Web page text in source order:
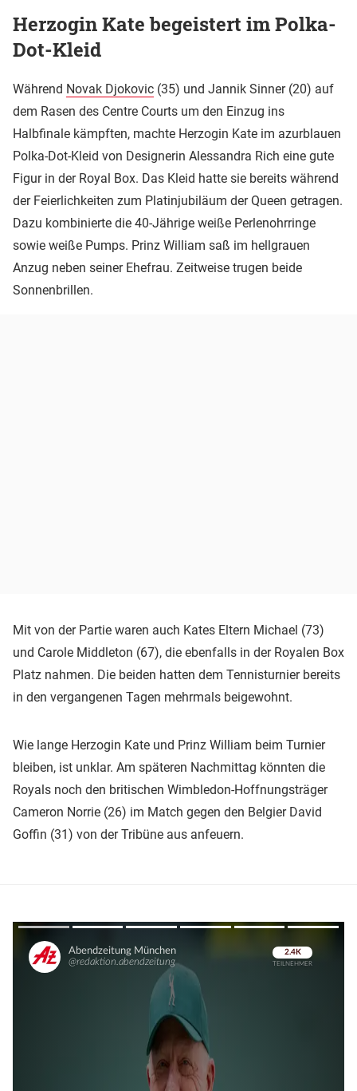
Herzogin Kate begeistert im Polka-
Dot-Kleid
Während Novak Djokovic (35) und Jannik Sinner (20) auf
dem Rasen des Centre Courts um den Einzug ins
Halbfinale kämpften, machte Herzogin Kate im azurblauen
Polka-Dot-Kleid von Designerin Alessandra Rich eine gute
Figur in der Royal Box. Das Kleid hatte sie bereits während
der Feierlichkeiten zum Platinjubiläum der Queen getragen.
Dazu kombinierte die 40-Jährige weiße Perlenohrringe
sowie weiße Pumps. Prinz William saß im hellgrauen
Anzug neben seiner Ehefrau. Zeitweise trugen beide
Sonnenbrillen.
Mit von der Partie waren auch Kates Eltern Michael (73)
und Carole Middleton (67), die ebenfalls in der Royalen Box
Platz nahmen. Die beiden hatten dem Tennisturnier bereits
in den vergangenen Tagen mehrmals beigewohnt.
Wie lange Herzogin Kate und Prinz William beim Turnier
bleiben, ist unklar. Am späteren Nachmittag könnten die
Royals noch den britischen Wimbledon-Hoffnungsträger
Cameron Norrie (26) im Match gegen den Belgier David
Goffin (31) von der Tribüne aus anfeuern.
Überspringen